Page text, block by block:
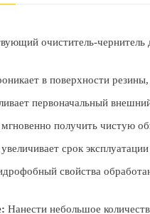
очиститель-чернитель
в поверхности
первоначальный
получить чистую
срок
свойства
Нанести небольшое